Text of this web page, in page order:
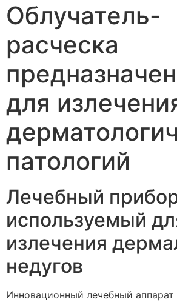
Облучатель-
расческа
для
патологий
Лечебный
используемый
излечения
недугов
Инновационный лечебный аппарат